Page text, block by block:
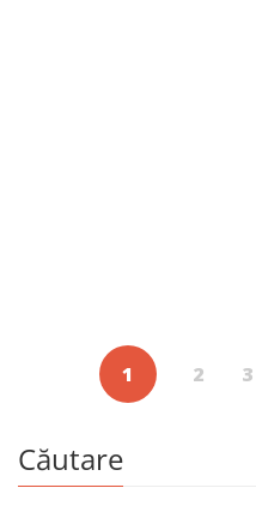
1 2 3
Căutare